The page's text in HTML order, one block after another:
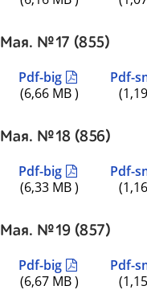
Мая. №17 (855)
Pdf-big
(6,66 MB )
Pdf-
Мая. №18 (856)
Pdf-big
(6,33 MB )
Pdf-
Мая. №19 (857)
Pdf-big
(6,67 MB )
Pdf-